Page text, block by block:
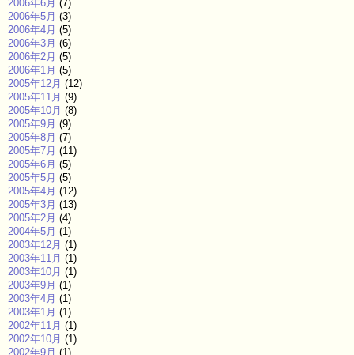
2006年6月 (7)
2006年5月 (3)
2006年4月 (5)
2006年3月 (6)
2006年2月 (5)
2006年1月 (5)
2005年12月 (12)
2005年11月 (9)
2005年10月 (8)
2005年9月 (9)
2005年8月 (7)
2005年7月 (11)
2005年6月 (5)
2005年5月 (5)
2005年4月 (12)
2005年3月 (13)
2005年2月 (4)
2004年5月 (1)
2003年12月 (1)
2003年11月 (1)
2003年10月 (1)
2003年9月 (1)
2003年4月 (1)
2003年1月 (1)
2002年11月 (1)
2002年10月 (1)
2002年9月 (1)